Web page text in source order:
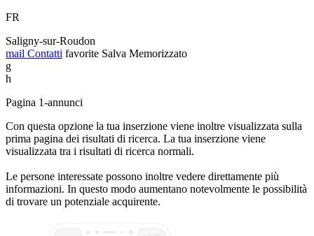
FR
Saligny-sur-Roudon
mail Contatti favorite Salva Memorizzato
g
h
Pagina 1-annunci
Con questa opzione la tua inserzione viene inoltre visualizzata sulla
prima pagina dei risultati di ricerca. La tua inserzione viene
visualizzata tra i risultati di ricerca normali.
Le persone interessate possono inoltre vedere direttamente più
informazioni. In questo modo aumentano notevolmente le possibilità
di trovare un potenziale acquirente.